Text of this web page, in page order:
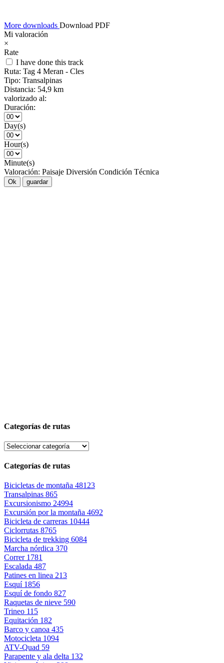
More downloads Download PDF
Mi valoración
×
Rate
I have done this track
Ruta: Tag 4 Meran - Cles
Tipo: Transalpinas
Distancia: 54,9 km
valorizado al:
Duración:
Day(s)
Hour(s)
Minute(s)
Valoración: Paisaje Diversión Condición Técnica
Ok guardar
Categorías de rutas
Categorías de rutas
Bicicletas de montaña 48123
Transalpinas 865
Excursionismo 24994
Excursión por la montaña 4692
Bicicleta de carreras 10444
Ciclorrutas 8765
Bicicleta de trekking 6084
Marcha nórdica 370
Correr 1781
Escalada 487
Patines en linea 213
Esquí 1856
Esquí de fondo 827
Raquetas de nieve 590
Trineo 115
Equitación 182
Barco y canoa 435
Motocicleta 1094
ATV-Quad 59
Parapente y ala delta 132